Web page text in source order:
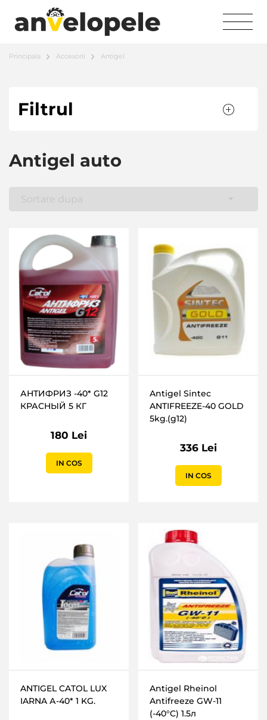
Principala Accesorii Antigel
Antigel auto
АНТИФРИЗ -40* G12
КРАСНЫЙ 5 КГ
180 Lei
IN COS
Antigel Sintec
ANTIFREEZE-40 GOLD
5kg.(g12)
336 Lei
IN COS
ANTIGEL CATOL LUX
IARNA А-40* 1 KG.
Antigel Rheinol
Antifreeze GW-11
(-40°C) 1.5л
Filtrul